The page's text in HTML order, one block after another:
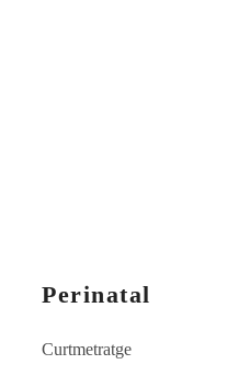
Perinatal
Curtmetratge